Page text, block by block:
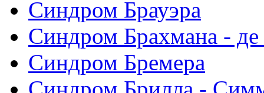
Синдром Брауэра
Синдром Брахмана - де
Синдром Бремера